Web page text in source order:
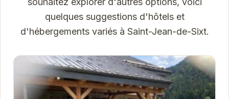
quelques suggestions d'hôtels et
d'hébergements variés à Saint-Jean-de-Sixt.